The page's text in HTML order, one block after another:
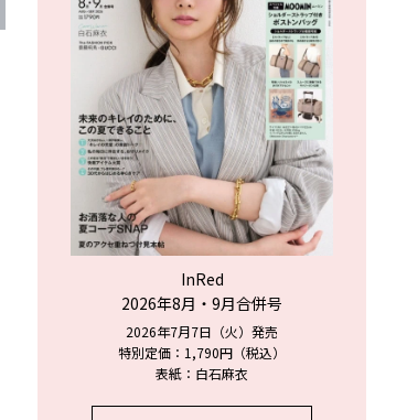
InRed
2026年8月・9月合併号
2026年7月7日（火）発売
特別定価：1,790円（税込）
表紙：白石麻衣